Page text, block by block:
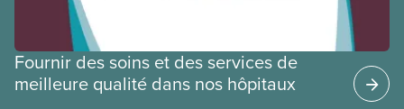
Fournir des soins et des services de
meilleure qualité dans nos hôpitaux